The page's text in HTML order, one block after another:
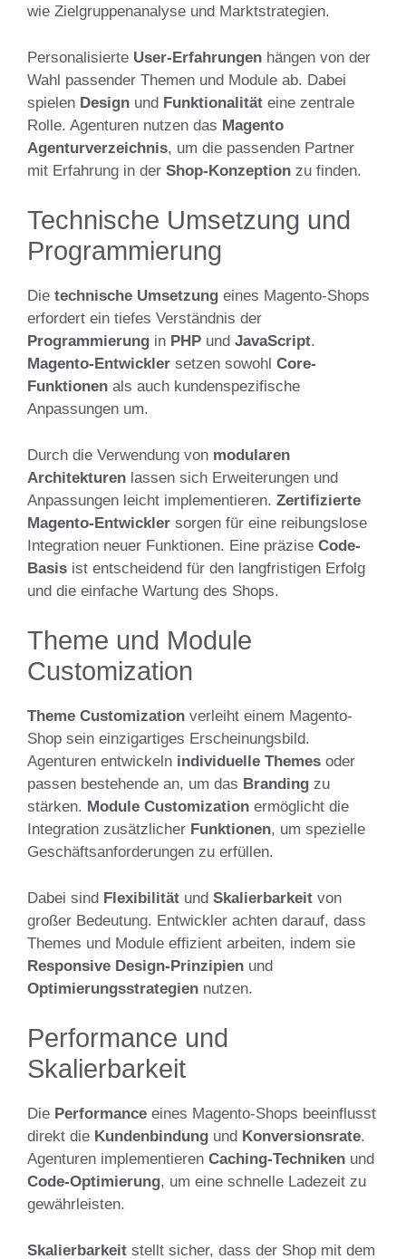
wie Zielgruppenanalyse und Marktstrategien.
Personalisierte User-Erfahrungen hängen von der
Wahl passender Themen und Module ab. Dabei
spielen Design und Funktionalität eine zentrale
Rolle. Agenturen nutzen das Magento
Agenturverzeichnis, um die passenden Partner
mit Erfahrung in der Shop-Konzeption zu finden.
Technische Umsetzung und
Programmierung
Die technische Umsetzung eines Magento-Shops
erfordert ein tiefes Verständnis der
Programmierung in PHP und JavaScript.
Magento-Entwickler setzen sowohl Core-
Funktionen als auch kundenspezifische
Anpassungen um.
Durch die Verwendung von modularen
Architekturen lassen sich Erweiterungen und
Anpassungen leicht implementieren. Zertifizierte
Magento-Entwickler sorgen für eine reibungslose
Integration neuer Funktionen. Eine präzise Code-
Basis ist entscheidend für den langfristigen Erfolg
und die einfache Wartung des Shops.
Theme und Module
Customization
Theme Customization verleiht einem Magento-
Shop sein einzigartiges Erscheinungsbild.
Agenturen entwickeln individuelle Themes oder
passen bestehende an, um das Branding zu
stärken. Module Customization ermöglicht die
Integration zusätzlicher Funktionen, um spezielle
Geschäftsanforderungen zu erfüllen.
Dabei sind Flexibilität und Skalierbarkeit von
großer Bedeutung. Entwickler achten darauf, dass
Themes und Module effizient arbeiten, indem sie
Responsive Design-Prinzipien und
Optimierungsstrategien nutzen.
Performance und
Skalierbarkeit
Die Performance eines Magento-Shops beeinflusst
direkt die Kundenbindung und Konversionsrate.
Agenturen implementieren Caching-Techniken und
Code-Optimierung, um eine schnelle Ladezeit zu
gewährleisten.
Skalierbarkeit stellt sicher, dass der Shop mit dem